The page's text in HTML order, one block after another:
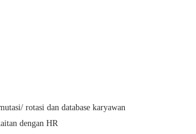
rotasi dan database karyawan
dengan HR